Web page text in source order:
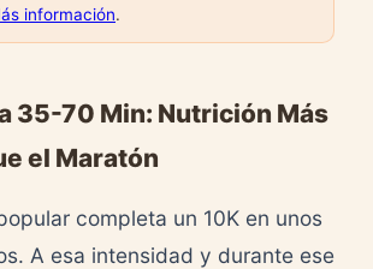
información.
35-70 Min: Nutrición Más
el Maratón
completa un 10K en unos
A esa intensidad y durante ese